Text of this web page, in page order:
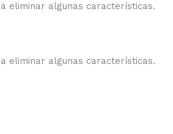
eliminar algunas características.
eliminar algunas características.